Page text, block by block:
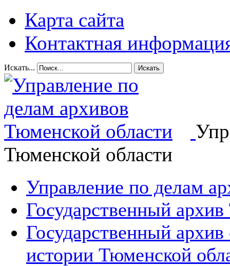
Карта сайта
Контактная
Искать... Искать
Тюменской области
Управление по делам
Государственный
Государственный
истории Тюменской